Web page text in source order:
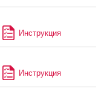
Инструкция
Инструкция